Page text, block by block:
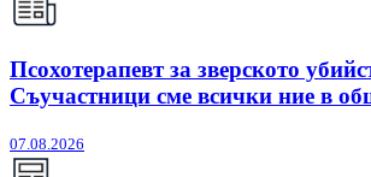
Псохотерапевт за зверското
Съучастници сме всички ние в
07.08.2026